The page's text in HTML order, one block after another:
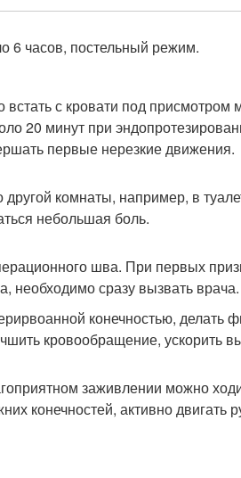
6 часов, постельный режим.
с кровати под присмотром
20 минут при
первые нерезкие движения.
комнаты, например, в
небольшая боль.
шва. При первых
необходимо сразу вызвать врача.
конечностью, делать
кровообращение, ускорить
заживлении можно
конечностей, активно двигать